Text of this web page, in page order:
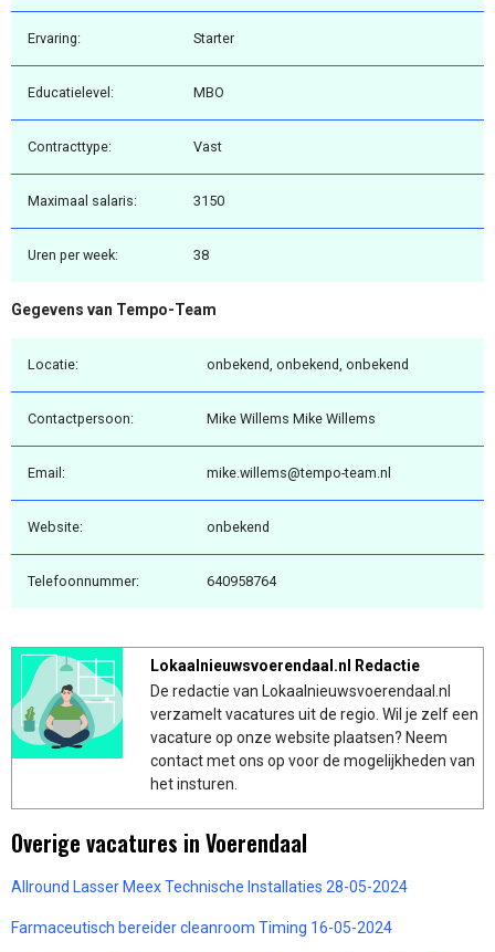
Ervaring: Starter
Educatielevel: MBO
Contracttype: Vast
Maximaal salaris: 3150
Uren per week: 38
Gegevens van Tempo-Team
Locatie: onbekend, onbekend, onbekend
Contactpersoon: Mike Willems Mike Willems
Email: mike.willems@tempo-team.nl
Website: onbekend
Telefoonnummer: 640958764
Lokaalnieuwsvoerendaal.nl Redactie
De redactie van Lokaalnieuwsvoerendaal.nl
verzamelt vacatures uit de regio. Wil je zelf een
vacature op onze website plaatsen? Neem
contact met ons op voor de mogelijkheden van
het insturen.
Overige vacatures in Voerendaal
Allround Lasser Meex Technische Installaties 28-05-2024
Farmaceutisch bereider cleanroom Timing 16-05-2024